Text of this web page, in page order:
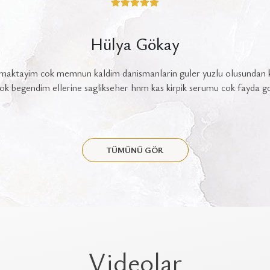
Nurcan Zeyrek
eder başarılarınızın devamını dilerim Salonunuzdan çok
çok mutlu etti gerek siz gerek elemanlarınız çok ilgili ve çözüm
biri onun sayesinde salonunuza geldim memnuniyetimden
duydum. Tekrar teşekkür ederim başarılarınızın
TÜMÜNÜ GÖR
Videolar